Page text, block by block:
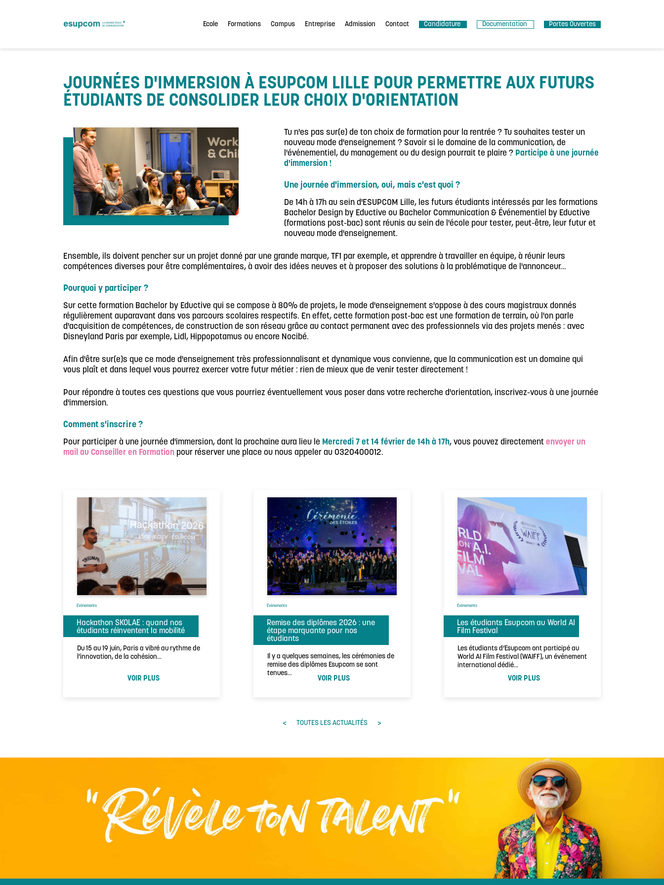
Ecole Formations Campus Entreprise Admission Contact Candidature Documentation Portes Ouvertes
JOURNÉES D'IMMERSION À ESUPCOM LILLE POUR PERMETTRE AUX FUTURS
ÉTUDIANTS DE CONSOLIDER LEUR CHOIX D'ORIENTATION
Tu n'es pas sur(e) de ton choix de formation pour la rentrée ? Tu souhaites tester un
nouveau mode d'enseignement ? Savoir si le domaine de la communication, de
l'événementiel, du management ou du design pourrait te plaire ? Participe à une journée
d'immersion !
Une journée d'immersion, oui, mais c'est quoi ?
De 14h à 17h au sein d'ESUPCOM Lille, les futurs étudiants intéressés par les formations
Bachelor Design by Eductive ou Bachelor Communication & Événementiel by Eductive
(formations post-bac) sont réunis au sein de l'école pour tester, peut-être, leur futur et
nouveau mode d'enseignement.
Ensemble, ils doivent pencher sur un projet donné par une grande marque, TF1 par exemple, et apprendre à travailler en équipe, à réunir leurs
compétences diverses pour être complémentaires, à avoir des idées neuves et à proposer des solutions à la problématique de l'annonceur...
Pourquoi y participer ?
Sur cette formation Bachelor by Eductive qui se compose à 80% de projets, le mode d'enseignement s'oppose à des cours magistraux donnés
régulièrement auparavant dans vos parcours scolaires respectifs. En effet, cette formation post-bac est une formation de terrain, où l'on parle
d'acquisition de compétences, de construction de son réseau grâce au contact permanent avec des professionnels via des projets menés : avec
Disneyland Paris par exemple, Lidl, Hippopotamus ou encore Nocibé.
Afin d'être sur(e)s que ce mode d'enseignement très professionnalisant et dynamique vous convienne, que la communication est un domaine qui
vous plaît et dans lequel vous pourrez exercer votre futur métier : rien de mieux que de venir tester directement !
Pour répondre à toutes ces questions que vous pourriez éventuellement vous poser dans votre recherche d'orientation, inscrivez-vous à une journée
d'immersion.
Comment s'inscrire ?
Pour participer à une journée d'immersion, dont la prochaine aura lieu le Mercredi 7 et 14 février de 14h à 17h, vous pouvez directement envoyer un
mail au Conseiller en Formation pour réserver une place ou nous appeler au 0320400012.
Évènements
Hackathon SKOLAE : quand nos
étudiants réinventent la mobilité
Du 15 au 19 juin, Paris a vibré au rythme de
l’innovation, de la cohésion…
VOIR PLUS
Évènements
Remise des diplômes 2026 : une
étape marquante pour nos
étudiants
Il y a quelques semaines, les cérémonies de
remise des diplômes Esupcom se sont
tenues…
VOIR PLUS
Évènements
Les étudiants Esupcom au World AI
Film Festival
Les étudiants d’Esupcom ont participé au
World AI Film Festival (WAIFF), un événement
international dédié…
VOIR PLUS
< TOUTES LES ACTUALITÉS >